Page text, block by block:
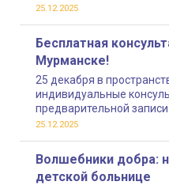
25.12.2025
Бесплатная
Мурманске!
25 декабря в
индивидуальные
предварительной записи
25.12.2025
Волшебники добра:
детской больнице